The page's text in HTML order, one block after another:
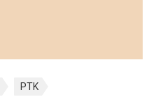
PTK